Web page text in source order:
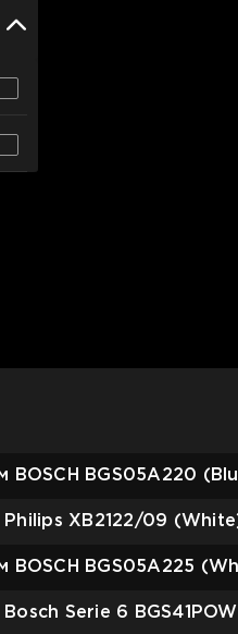
BOSCH BGS05A220
XB2122/09
BOSCH BGS05A225
Serie 6